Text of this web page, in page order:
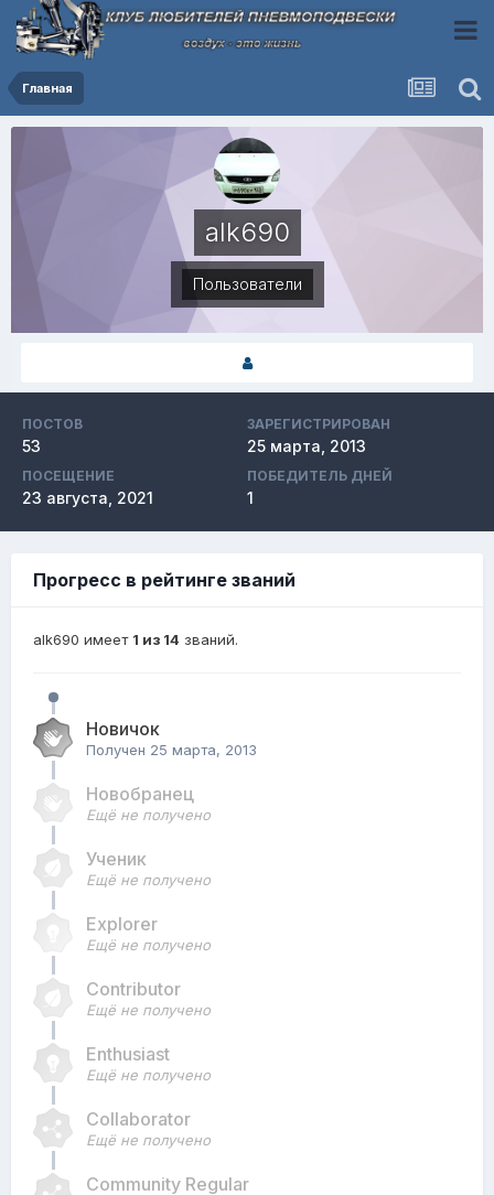
Главная
alk690
Пользователи
ПОСТОВ
53
ЗАРЕГИСТРИРОВАН
25 марта, 2013
ПОСЕЩЕНИЕ
23 августа, 2021
ПОБЕДИТЕЛЬ ДНЕЙ
1
Прогресс в рейтинге званий
alk690 имеет 1 из 14 званий.
Новичок
Получен 25 марта, 2013
Новобранец
Ещё не получено
Ученик
Ещё не получено
Explorer
Ещё не получено
Contributor
Ещё не получено
Enthusiast
Ещё не получено
Collaborator
Ещё не получено
Community Regular